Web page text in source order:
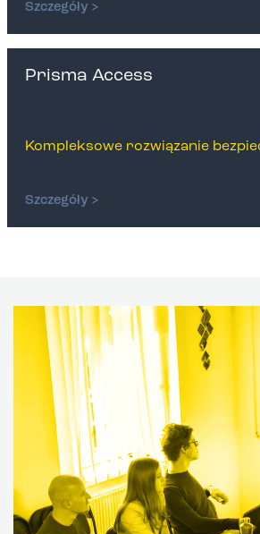
Szczegóły >
Prisma Access
Kompleksowe rozwiązanie
Szczegóły >